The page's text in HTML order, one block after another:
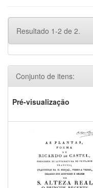
Resultado 1-2 de 2.
Conjunto de itens:
Pré-visualização